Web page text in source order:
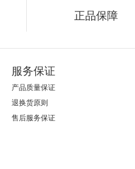
正品保障
服务保证
产品质量保证
退换货原则
售后服务保证